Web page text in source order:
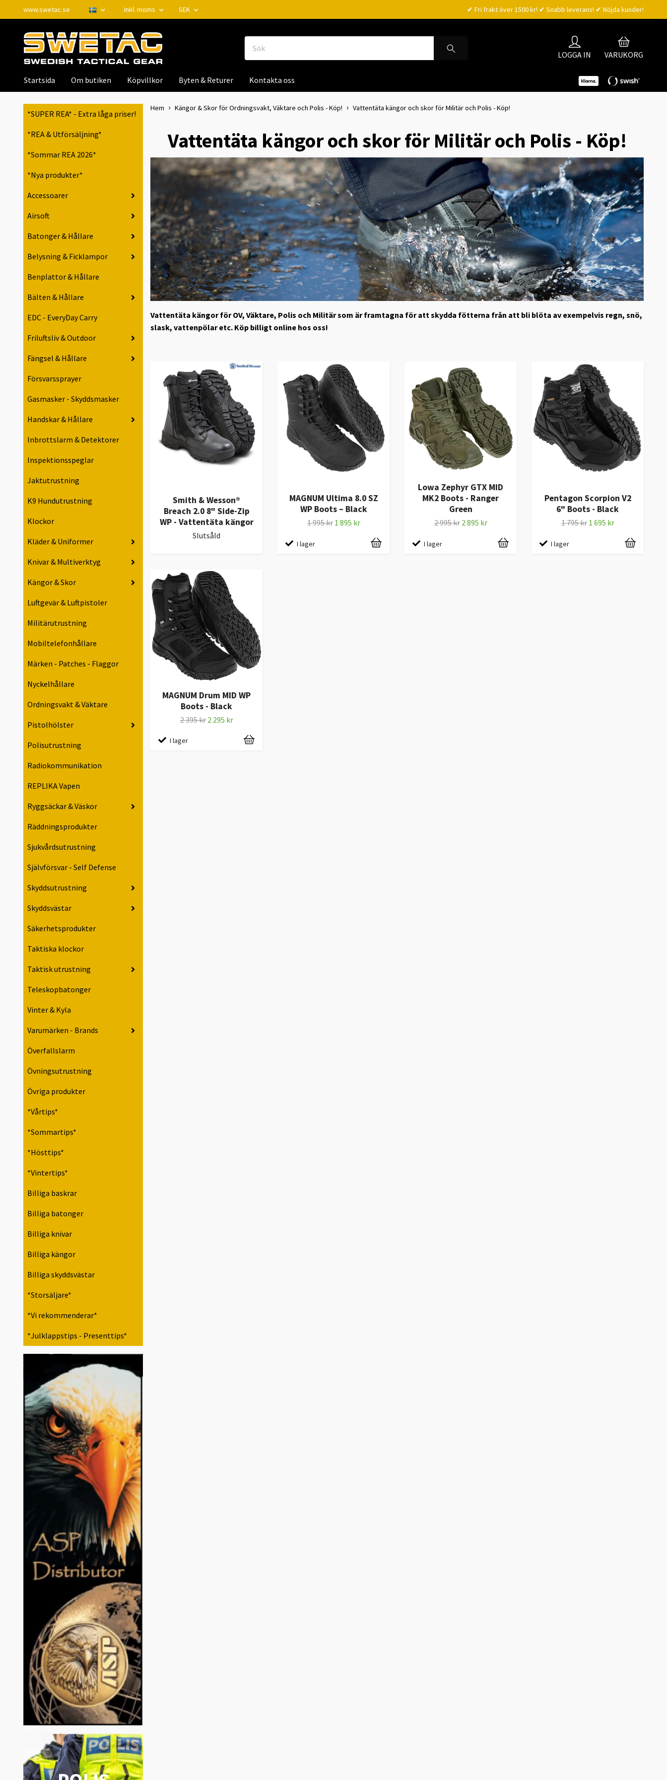
www.swetac.se Inkl. moms SEK ✔ Fri frakt över 1500 kr! ✔ Snabb leverans! ✔ Nöjda kunder!
LOGGA IN VARUKORG
Startsida Om butiken Köpvillkor Byten & Returer Kontakta oss
*SUPER REA* - Extra låga priser!
*REA & Utförsäljning*
*Sommar REA 2026*
*Nya produkter*
Accessoarer
Airsoft
Batonger & Hållare
Belysning & Ficklampor
Benplattor & Hållare
Bälten & Hållare
EDC - EveryDay Carry
Friluftsliv & Outdoor
Fängsel & Hållare
Försvarssprayer
Gasmasker - Skyddsmasker
Handskar & Hållare
Inbrottslarm & Detektorer
Inspektionsspeglar
Jaktutrustning
K9 Hundutrustning
Klockor
Kläder & Uniformer
Knivar & Multiverktyg
Kängor & Skor
Luftgevär & Luftpistoler
Militärutrustning
Mobiltelefonhållare
Märken - Patches - Flaggor
Nyckelhållare
Ordningsvakt & Väktare
Pistolhölster
Polisutrustning
Radiokommunikation
REPLIKA Vapen
Ryggsäckar & Väskor
Räddningsprodukter
Sjukvårdsutrustning
Självförsvar - Self Defense
Skyddsutrustning
Skyddsvästar
Säkerhetsprodukter
Taktiska klockor
Taktisk utrustning
Teleskopbatonger
Vinter & Kyla
Varumärken - Brands
Överfallslarm
Övningsutrustning
Övriga produkter
*Vårtips*
*Sommartips*
*Hösttips*
*Vintertips*
Billiga baskrar
Billiga batonger
Billiga knivar
Billiga kängor
Billiga skyddsvästar
*Storsäljare*
*Vi rekommenderar*
*Julklappstips - Presenttips*
Hem Kängor & Skor för Ordningsvakt, Väktare och Polis - Köp! Vattentäta kängor och skor för Militär och Polis - Köp!
Vattentäta kängor och skor för Militär och Polis - Köp!
Vattentäta kängor för OV, Väktare, Polis och Militär som är framtagna för att skydda fötterna från att bli blöta av exempelvis regn, snö,
slask, vattenpölar etc. Köp billigt online hos oss!
Smith & Wesson®
Breach 2.0 8" Side-Zip
WP - Vattentäta kängor
Slutsåld
MAGNUM Ultima 8.0 SZ
WP Boots – Black
1 995 kr 1 895 kr
I lager
Lowa Zephyr GTX MID
MK2 Boots - Ranger
Green
2 995 kr 2 895 kr
I lager
Pentagon Scorpion V2
6" Boots - Black
1 795 kr 1 695 kr
I lager
MAGNUM Drum MID WP
Boots - Black
2 395 kr 2 295 kr
I lager